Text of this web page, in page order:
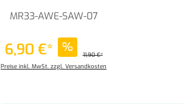
MR33-AWE-SAW-07
6,90 €* %
11,90 €*
Preise inkl. MwSt. zzgl. Versandkosten